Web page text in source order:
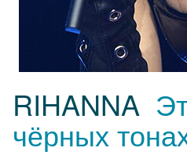
RIHANNA
чёрных